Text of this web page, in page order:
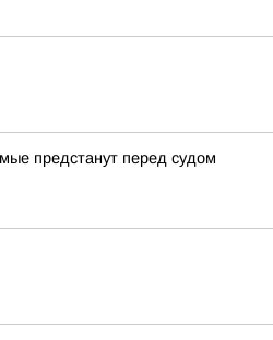
предстанут перед судом